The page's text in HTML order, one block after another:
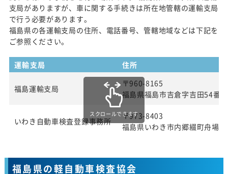
支局がありますが、車に関する手続きは所在地管轄の運輸支局
で行う必要があります。
福島県の各運輸支局の住所、電話番号、管轄地域などは下記を
ご参照ください。
運輸支局 住所
福島運輸支局
〒960-8165
福島県福島市吉倉字吉田54番地
いわき自動車検査登録事務所
〒973-8403
福島県いわき市内郷綴町舟場1
スクロールできます
福島県の軽自動車検査協会